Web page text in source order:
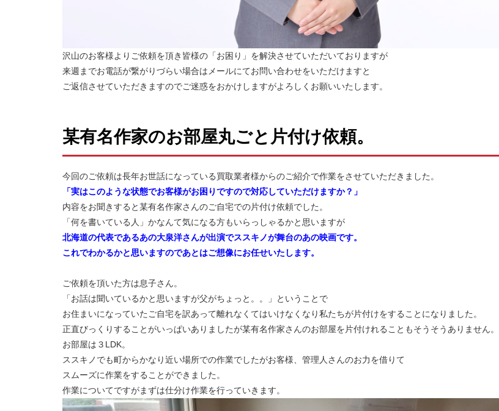
沢山のお客様よりご依頼を頂き皆様の「お困り」を解決させていただいておりますが
来週までお電話が繋がりづらい場合はメールにてお問い合わせをいただけますと
ご返信させていただきますのでご迷惑をおかけしますがよろしくお願いいたします。
某有名作家のお部屋丸ごと片付け依頼。
今回のご依頼は長年お世話になっている買取業者様からのご紹介で作業をさせていただきました。
「実はこのような状態でお客様がお困りですので対応していただけますか？」
内容をお聞きすると某有名作家さんのご自宅での片付け依頼でした。
「何を書いている人」かなんて気になる方もいらっしゃるかと思いますが
北海道の代表であるあの大泉洋さんが出演でススキノが舞台のあの映画です。
これでわかるかと思いますのであとはご想像にお任せいたします。
ご依頼を頂いた方は息子さん。
「お話は聞いているかと思いますが父がちょっと。。」ということで
お住まいになっていたご自宅を訳あって離れなくてはいけなくなり私たちが片付けをすることになりました。
正直びっくりすることがいっぱいありましたが某有名作家さんのお部屋を片付けれることもそうそうありません。
お部屋は３LDK。
ススキノでも町からかなり近い場所での作業でしたがお客様、管理人さんのお力を借りて
スムーズに作業をすることができました。
作業についてですがまずは仕分け作業を行っていきます。